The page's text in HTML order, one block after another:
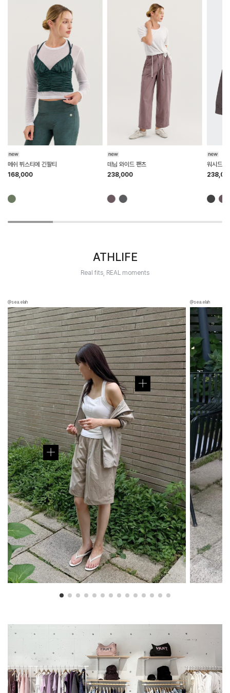
메쉬 뷔스티에 긴팔티
168,000
데님 와이드 팬츠
238,000
워시드
ATHLIFE
Real fits, REAL moments
@sea.elah @sea.elah